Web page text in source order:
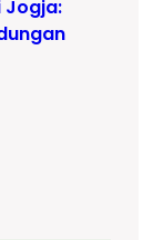
Jogja: